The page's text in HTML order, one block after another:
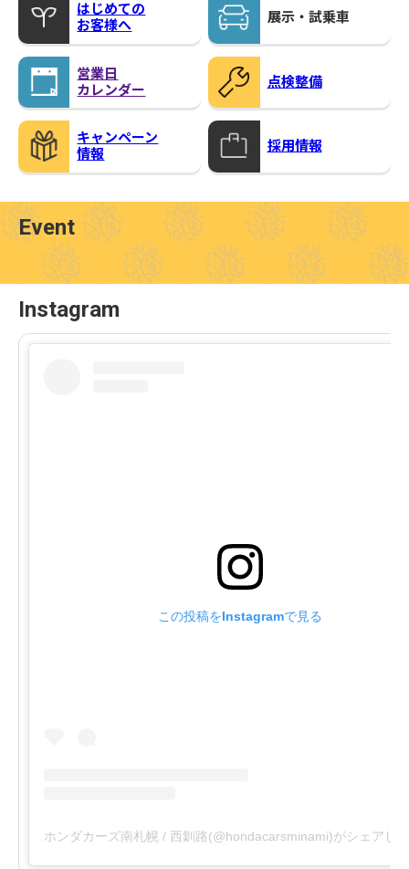
はじめての
お客様へ
展示・試乗車
営業日
カレンダー
点検整備
キャンペーン
情報
採用情報
Event
Instagram
この投稿をInstagramで見る
ホンダカーズ南札幌 / 西釧路(@hondacarsminami)がシェアし